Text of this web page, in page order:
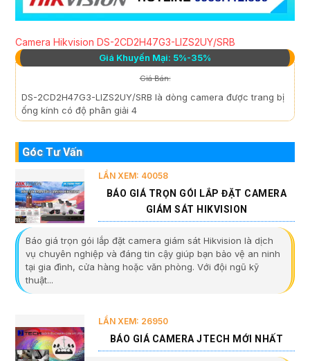
Camera Hikvision DS-2CD2H47G3-LIZS2UY/SRB
Giá Khuyến Mại: 5%-35%
Giá Bán:
DS-2CD2H47G3-LIZS2UY/SRB là dòng camera được trang bị
ống kính có độ phân giải 4
Góc Tư Vấn
LẦN XEM: 40058
BÁO GIÁ TRỌN GÓI LẮP ĐẶT CAMERA
GIÁM SÁT HIKVISION
Báo giá trọn gói lắp đặt camera giám sát Hikvision là dịch
vụ chuyên nghiệp và đáng tin cậy giúp bạn bảo vệ an ninh
tại gia đình, cửa hàng hoặc văn phòng. Với đội ngũ kỹ
thuật...
LẦN XEM: 26950
BÁO GIÁ CAMERA JTECH MỚI NHẤT